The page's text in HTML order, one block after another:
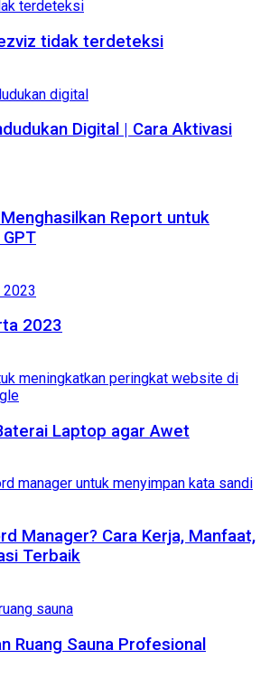
tidak terdeteksi
Digital | Cara Aktivasi
Report untuk
2023
Laptop agar Awet
Manager? Cara Kerja, Manfaat,
Terbaik
Ruang Sauna Profesional